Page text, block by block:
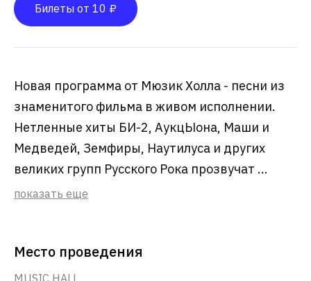
Билеты от 10 ₽
Новая программа от Мюзик Холла - песни из
знаменитого фильма в живом исполнении.
Нетленные хиты БИ-2, АукцЫона, Маши и
Медведей, Земфиры, Наутилуса и других
великих групп Русского Рока прозвучат ...
показать еще
Место проведения
MUSIC HALL